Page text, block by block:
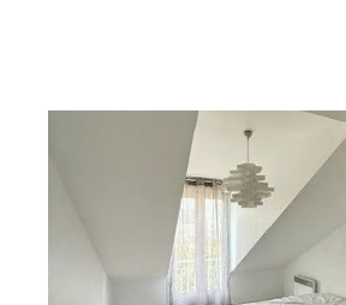
, 2 pièces
Appartement F2 à louer
780 €